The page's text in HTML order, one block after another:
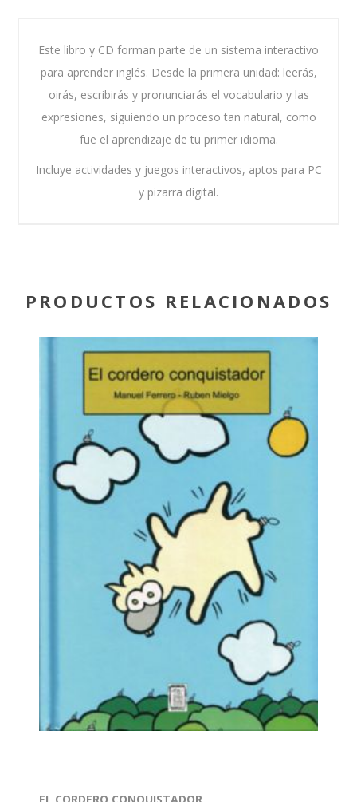
Este libro y CD forman parte de un sistema interactivo
para aprender inglés. Desde la primera unidad: leerás,
oirás, escribirás y pronunciarás el vocabulario y las
expresiones, siguiendo un proceso tan natural, como
fue el aprendizaje de tu primer idioma.
Incluye actividades y juegos interactivos, aptos para PC
y pizarra digital.
PRODUCTOS RELACIONADOS